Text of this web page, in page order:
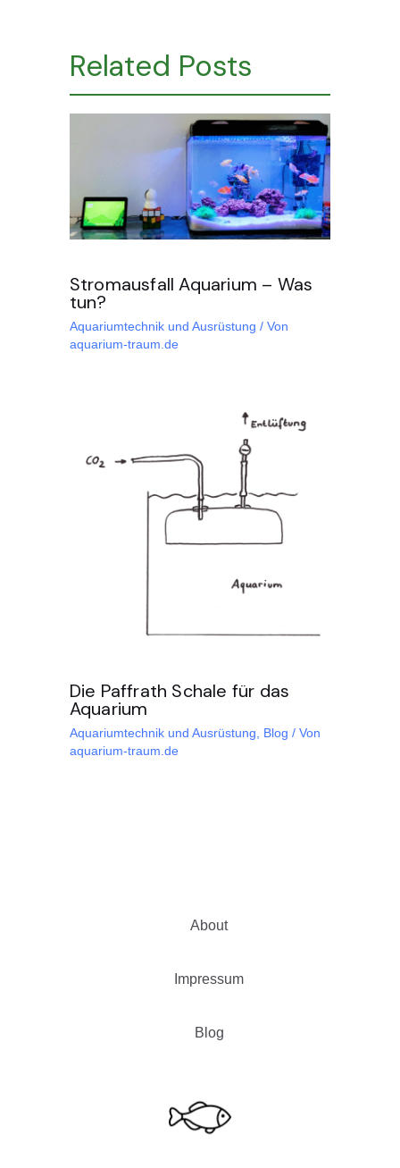
Related Posts
Stromausfall Aquarium – Was
tun?
Aquariumtechnik und Ausrüstung / Von
aquarium-traum.de
Die Paffrath Schale für das
Aquarium
Aquariumtechnik und Ausrüstung Blog / Von
aquarium-traum.de
About
Impressum
Blog